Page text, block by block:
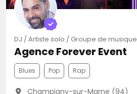
DJ / Artiste solo / Groupe de musique
Agence Forever Event
Blues Pop Rap
Champigny-sur-Marne (94)